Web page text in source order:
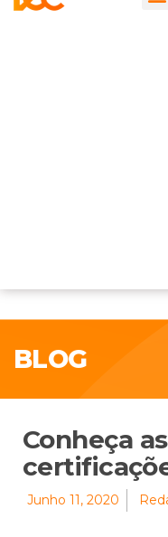
BLOG
Conheça
Junho 11, 2020